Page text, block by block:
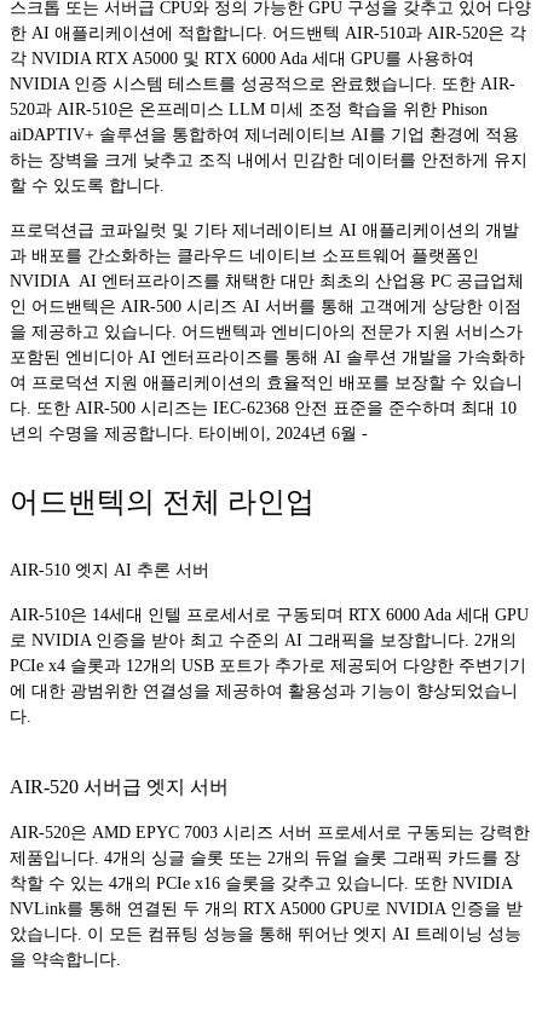
스크톱 또는 서버급 CPU와 정의 가능한 GPU 구성을 갖추고 있어 다양
한 AI 애플리케이션에 적합합니다. 어드밴텍 AIR-510과 AIR-520은 각
각 NVIDIA RTX A5000 및 RTX 6000 Ada 세대 GPU를 사용하여
NVIDIA 인증 시스템 테스트를 성공적으로 완료했습니다. 또한 AIR-
520과 AIR-510은 온프레미스 LLM 미세 조정 학습을 위한 Phison
aiDAPTIV+ 솔루션을 통합하여 제너레이티브 AI를 기업 환경에 적용
하는 장벽을 크게 낮추고 조직 내에서 민감한 데이터를 안전하게 유지
할 수 있도록 합니다.
프로덕션급 코파일럿 및 기타 제너레이티브 AI 애플리케이션의 개발
과 배포를 간소화하는 클라우드 네이티브 소프트웨어 플랫폼인
NVIDIA AI 엔터프라이즈를 채택한 대만 최초의 산업용 PC 공급업체
인 어드밴텍은 AIR-500 시리즈 AI 서버를 통해 고객에게 상당한 이점
을 제공하고 있습니다. 어드밴텍과 엔비디아의 전문가 지원 서비스가
포함된 엔비디아 AI 엔터프라이즈를 통해 AI 솔루션 개발을 가속화하
여 프로덕션 지원 애플리케이션의 효율적인 배포를 보장할 수 있습니
다. 또한 AIR-500 시리즈는 IEC-62368 안전 표준을 준수하며 최대 10
년의 수명을 제공합니다. 타이베이, 2024년 6월 -
어드밴텍의 전체 라인업
AIR-510 엣지 AI 추론 서버
AIR-510은 14세대 인텔 프로세서로 구동되며 RTX 6000 Ada 세대 GPU
로 NVIDIA 인증을 받아 최고 수준의 AI 그래픽을 보장합니다. 2개의
PCIe x4 슬롯과 12개의 USB 포트가 추가로 제공되어 다양한 주변기기
에 대한 광범위한 연결성을 제공하여 활용성과 기능이 향상되었습니
다.
AIR-520 서버급 엣지 서버
AIR-520은 AMD EPYC 7003 시리즈 서버 프로세서로 구동되는 강력한
제품입니다. 4개의 싱글 슬롯 또는 2개의 듀얼 슬롯 그래픽 카드를 장
착할 수 있는 4개의 PCIe x16 슬롯을 갖추고 있습니다. 또한 NVIDIA
NVLink를 통해 연결된 두 개의 RTX A5000 GPU로 NVIDIA 인증을 받
았습니다. 이 모든 컴퓨팅 성능을 통해 뛰어난 엣지 AI 트레이닝 성능
을 약속합니다.